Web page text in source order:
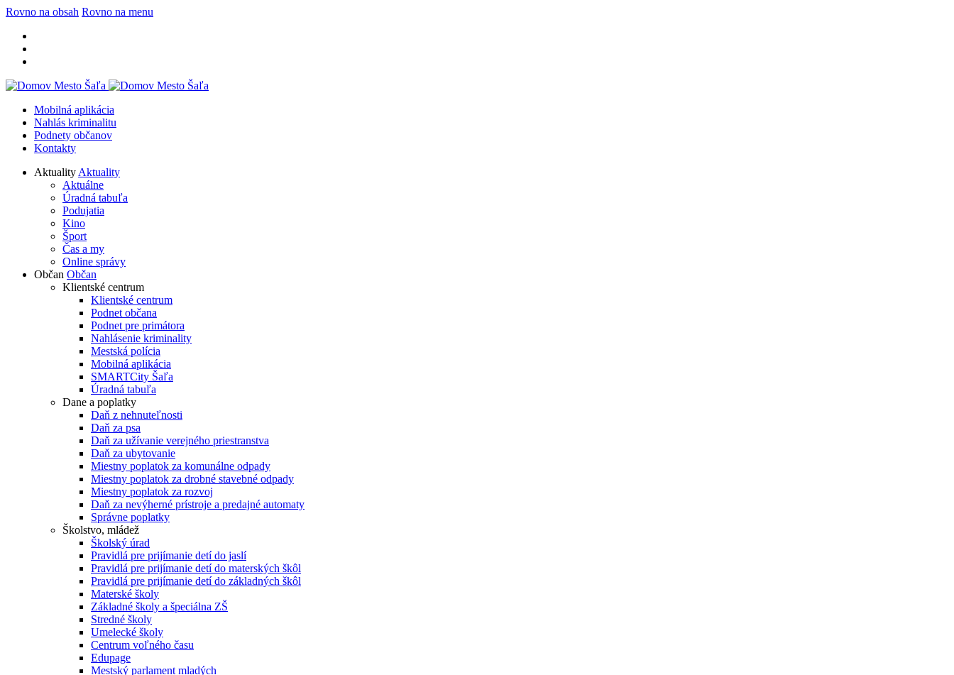
Rovno na obsah Rovno na menu
Mobilná aplikácia
Nahlás kriminalitu
Podnety občanov
Kontakty
Aktuality Aktuality
Aktuálne
Úradná tabuľa
Podujatia
Kino
Šport
Čas a my
Online správy
Občan Občan
Klientské centrum
Klientské centrum
Podnet občana
Podnet pre primátora
Nahlásenie kriminality
Mestská polícia
Mobilná aplikácia
SMARTCity Šaľa
Úradná tabuľa
Dane a poplatky
Daň z nehnuteľnosti
Daň za psa
Daň za užívanie verejného priestranstva
Daň za ubytovanie
Miestny poplatok za komunálne odpady
Miestny poplatok za drobné stavebné odpady
Miestny poplatok za rozvoj
Daň za nevýherné prístroje a predajné automaty
Správne poplatky
Školstvo, mládež
Školský úrad
Pravidlá pre prijímanie detí do jaslí
Pravidlá pre prijímanie detí do materských škôl
Pravidlá pre prijímanie detí do základných škôl
Materské školy
Základné školy a špeciálna ZŠ
Stredné školy
Umelecké školy
Centrum voľného času
Edupage
Mestský parlament mladých